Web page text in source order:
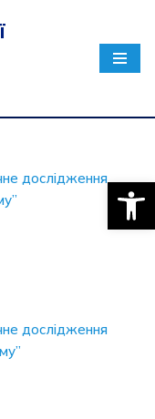
дослідження
дослідження